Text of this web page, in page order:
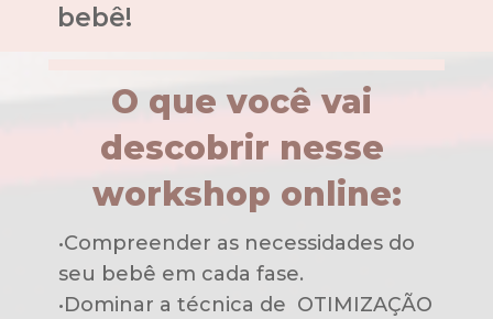
bebê!
O que você vai
descobrir nesse
workshop online:
•Compreender as necessidades do
seu bebê em cada fase.
•Dominar a técnica de  OTIMIZAÇÃO